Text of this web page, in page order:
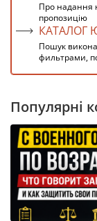
Про надання
пропозицію
КАТАЛОГ
Пошук
фильтрами,
Популярні